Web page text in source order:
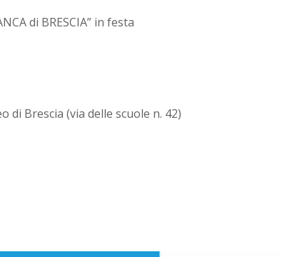
di BRESCIA” in festa
di Brescia (via delle scuole n. 42)